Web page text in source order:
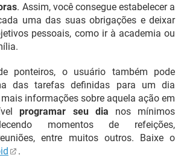
. Assim, você consegue estabelecer a
uma das suas obrigações e deixar
pessoais, como ir à academia ou
ponteiros, o usuário também pode
das tarefas definidas para um dia
informações sobre aquela ação em
programar seu dia nos mínimos
momentos de refeições,
entre muitos outros. Baixe o
.